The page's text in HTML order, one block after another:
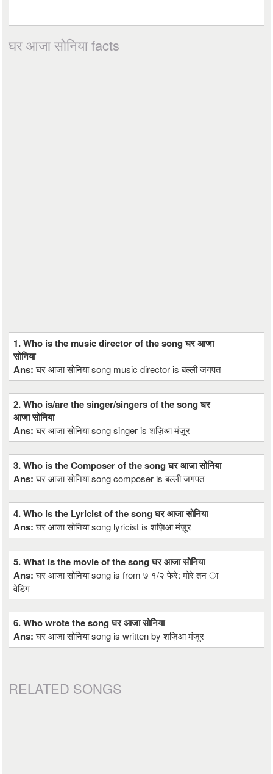
घर आजा सोनिया facts
1. Who is the music director of the song घर आजा
सोनिया
Ans:घर आजा सोनिया song music director is बल्ली जगपत
2. Who is/are the singer/singers of the song घर
आजा सोनिया
Ans:घर आजा सोनिया song singer is शज़िआ मंज़ूर
3. Who is the Composer of the song घर आजा सोनिया
Ans:घर आजा सोनिया song composer is बल्ली जगपत
4. Who is the Lyricist of the song घर आजा सोनिया
Ans:घर आजा सोनिया song lyricist is शज़िआ मंज़ूर
5. What is the movie of the song घर आजा सोनिया
Ans:घर आजा सोनिया song is from ७ १/२ फेरे: मोरे तन ा
वेडिंग
6. Who wrote the song घर आजा सोनिया
Ans:घर आजा सोनिया song is written by शज़िआ मंज़ूर
RELATED SONGS